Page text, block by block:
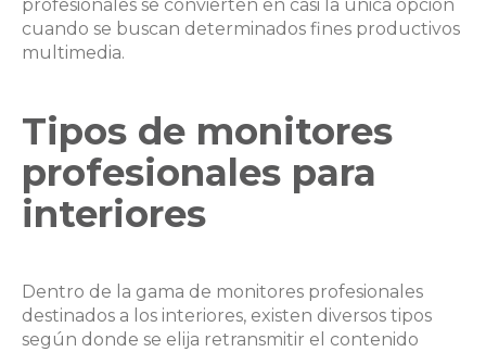
profesionales se convierten en casi la única opción
cuando se buscan determinados fines productivos
multimedia.
Tipos de monitores
profesionales para
interiores
Dentro de la gama de monitores profesionales
destinados a los interiores, existen diversos tipos
según donde se elija retransmitir el contenido